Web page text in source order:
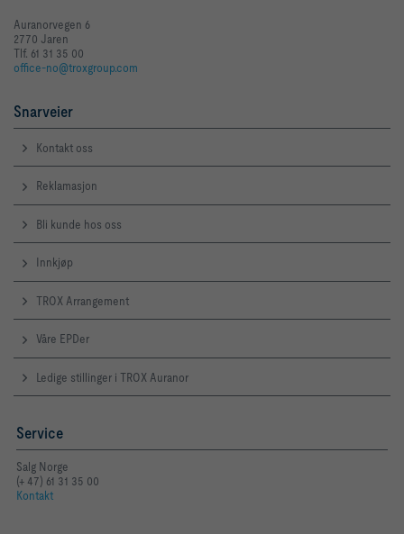
Auranorvegen 6
2770 Jaren
Tlf. 61 31 35 00
office-no@troxgroup.com
Snarveier
Kontakt oss
Reklamasjon
Bli kunde hos oss
Innkjøp
TROX Arrangement
Våre EPDer
Ledige stillinger i TROX Auranor
Service
Salg Norge
(+ 47) 61 31 35 00
Kontakt